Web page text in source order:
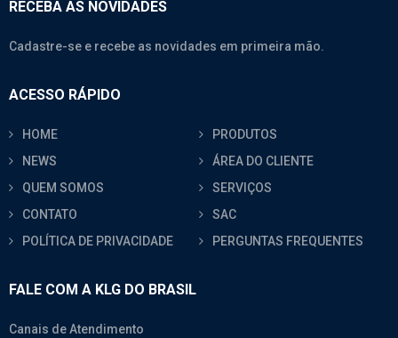
RECEBA AS NOVIDADES
Cadastre-se e recebe as novidades em primeira mão.
ACESSO RÁPIDO
HOME
PRODUTOS
NEWS
ÁREA DO CLIENTE
QUEM SOMOS
SERVIÇOS
CONTATO
SAC
POLÍTICA DE PRIVACIDADE
PERGUNTAS FREQUENTES
FALE COM A KLG DO BRASIL
Canais de Atendimento